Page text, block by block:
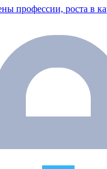
профессии, роста в